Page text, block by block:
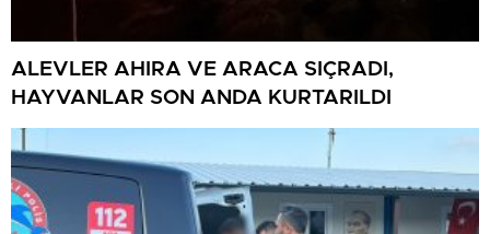
ALEVLER AHIRA VE ARACA SIÇRADI,
HAYVANLAR SON ANDA KURTARILDI